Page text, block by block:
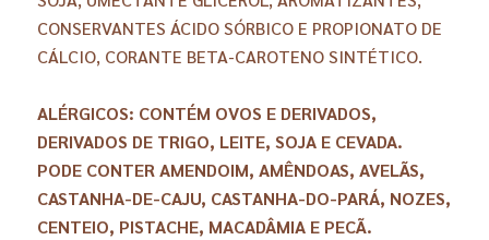
CONSERVANTES ÁCIDO SÓRBICO E PROPIONATO DE
CÁLCIO, CORANTE BETA-CAROTENO SINTÉTICO.
ALÉRGICOS: CONTÉM OVOS E DERIVADOS,
DERIVADOS DE TRIGO, LEITE, SOJA E CEVADA.
PODE CONTER AMENDOIM, AMÊNDOAS, AVELÃS,
CASTANHA-DE-CAJU, CASTANHA-DO-PARÁ, NOZES,
CENTEIO, PISTACHE, MACADÂMIA E PECÃ.